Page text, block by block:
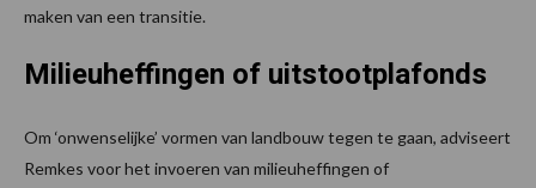
maken van een transitie.
Milieuheffingen of uitstootplafonds
Om ‘onwenselijke’ vormen van landbouw tegen te gaan, adviseert
Remkes voor het invoeren van milieuheffingen of